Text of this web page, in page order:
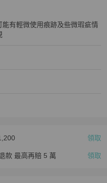
有輕微使用痕跡及些微瑕疵情
領取
款 最高再賠 5 萬 領取